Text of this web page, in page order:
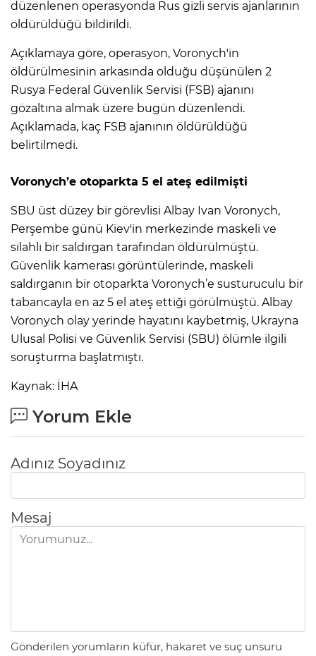
düzenlenen operasyonda Rus gizli servis ajanlarının
öldürüldüğü bildirildi.
Açıklamaya göre, operasyon, Voronych'in
öldürülmesinin arkasında olduğu düşünülen 2
Rusya Federal Güvenlik Servisi (FSB) ajanını
gözaltına almak üzere bugün düzenlendi.
Açıklamada, kaç FSB ajanının öldürüldüğü
belirtilmedi.
Voronych’e otoparkta 5 el ateş edilmişti
SBU üst düzey bir görevlisi Albay Ivan Voronych,
Perşembe günü Kiev'in merkezinde maskeli ve
silahlı bir saldırgan tarafından öldürülmüştü.
Güvenlik kamerası görüntülerinde, maskeli
saldırganın bir otoparkta Voronych’e susturuculu bir
tabancayla en az 5 el ateş ettiği görülmüştü. Albay
Voronych olay yerinde hayatını kaybetmiş, Ukrayna
Ulusal Polisi ve Güvenlik Servisi (SBU) ölümle ilgili
soruşturma başlatmıştı.
Kaynak: İHA
Yorum Ekle
Adınız Soyadınız
Mesaj
Gönderilen yorumların küfür, hakaret ve suç unsuru